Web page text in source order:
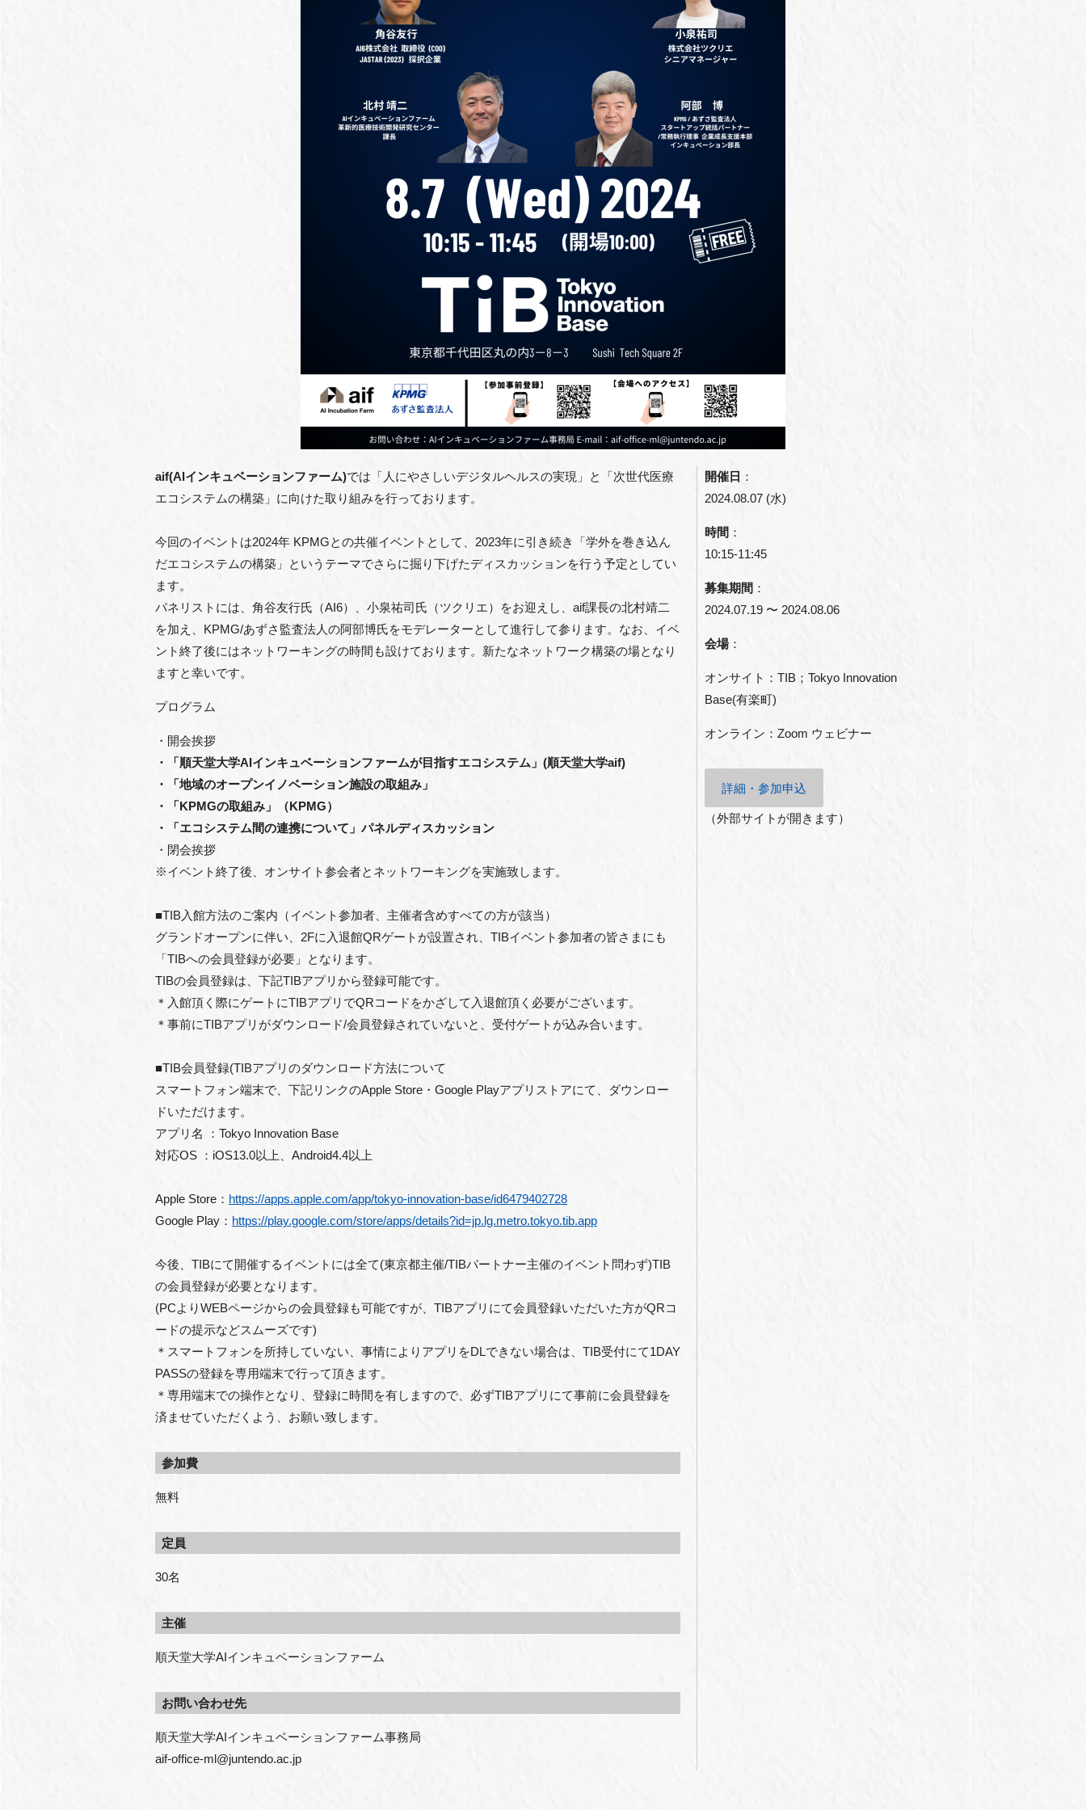
aif(AIインキュベーションファーム)では「人にやさしいデジタルヘルスの実現」と「次世代医療
エコシステムの構築」に向けた取り組みを行っております。
今回のイベントは2024年 KPMGとの共催イベントとして、2023年に引き続き「学外を巻き込ん
だエコシステムの構築」というテーマでさらに掘り下げたディスカッションを行う予定としてい
ます。
パネリストには、角谷友行氏（AI6）、小泉祐司氏（ツクリエ）をお迎えし、aif課長の北村靖二
を加え、KPMG/あずさ監査法人の阿部博氏をモデレーターとして進行して参ります。 なお、イベ
ント終了後にはネットワーキングの時間も設けております。新たなネットワーク構築の場となり
ますと幸いです。
プログラム
・開会挨拶
・「順天堂大学AIインキュベーションファームが目指すエコシステム」(順天堂大学aif)
・「地域のオープンイノベーション施設の取組み」
・「KPMGの取組み」（KPMG）
・「エコシステム間の連携について」パネルディスカッション
・閉会挨拶
※イベント終了後、オンサイト参会者とネットワーキングを実施致します。
■TIB入館方法のご案内（イベント参加者、主催者含めすべての方が該当）
グランドオープンに伴い、2Fに入退館QRゲートが設置され、TIBイベント参加者の皆さまにも
「TIBへの会員登録が必要」となります。
TIBの会員登録は、下記TIBアプリから登録可能です。
＊入館頂く際にゲートにTIBアプリでQRコードをかざして入退館頂く必要がございます。
＊事前にTIBアプリがダウンロード/会員登録されていないと、受付ゲートが込み合います。
■TIB会員登録(TIBアプリのダウンロード方法について
スマートフォン端末で、下記リンクのApple Store・Google Playアプリストアにて、ダウンロー
ドいただけます。
アプリ名 ：Tokyo Innovation Base
対応OS ：iOS13.0以上、Android4.4以上
Apple Store： https://apps.apple.com/app/tokyo-innovation-base/id6479402728
Google Play： https://play.google.com/store/apps/details?id=jp.lg.metro.tokyo.tib.app
今後、TIBにて開催するイベントには全て(東京都主催/TIBパートナー主催のイベント問わず)TIB
の会員登録が必要となります。
(PCよりWEBページからの会員登録も可能ですが、TIBアプリにて会員登録いただいた方がQRコ
ードの提示などスムーズです)
＊スマートフォンを所持していない、事情によりアプリをDLできない場合は、TIB受付にて1DAY
PASSの登録を専用端末で行って頂きます。
＊専用端末での操作となり、登録に時間を有しますので、必ずTIBアプリにて事前に会員登録を
済ませていただくよう、お願い致します。
参加費
無料
定員
30名
主催
順天堂大学AIインキュベーションファーム
お問い合わせ先
順天堂大学AIインキュベーションファーム事務局
aif-office-ml@juntendo.ac.jp
開催日 ：
2024.08.07 (水)
時間 ：
10:15-11:45
募集期間 ：
2024.07.19 〜 2024.08.06
会場：
オンサイト：TIB；Tokyo Innovation
Base(有楽町)
オンライン：Zoom ウェビナー
詳細・参加申込
（外部サイトが開きます）